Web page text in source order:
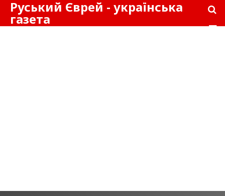
Руський Єврей - українська
газета